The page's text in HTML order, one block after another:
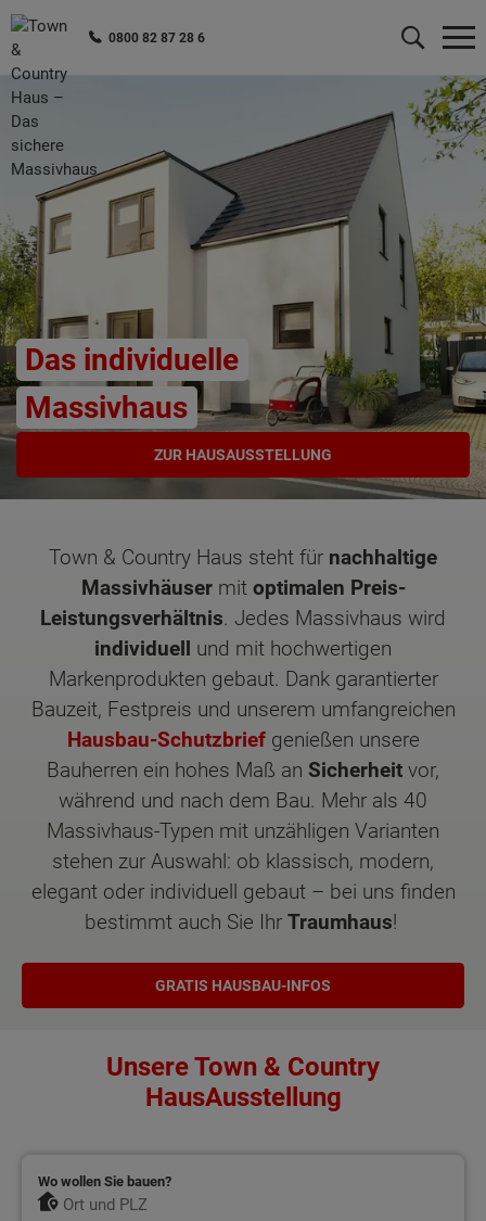
0800 82 87 28 6
Das individuelle
Massivhaus
ZUR HAUSAUSSTELLUNG
Town & Country Haus steht für nachhaltige
Massivhäusermit optimalen Preis-
Leistungsverhältnis. Jedes Massivhaus wird
individuell und mit hochwertigen
Markenprodukten gebaut. Dank garantierter
Bauzeit, Festpreis und unserem umfangreichen
Hausbau-Schutzbriefgenießen unsere
Bauherren ein hohes Maß an Sicherheit vor,
während und nach dem Bau. Mehr als 40
Massivhaus-Typen mit unzähligen Varianten
stehen zur Auswahl: ob klassisch, modern,
elegant oder individuell gebaut – bei uns finden
bestimmt auch Sie Ihr Traumhaus!
GRATIS HAUSBAU-INFOS
Unsere Town & Country
HausAusstellung
Wo wollen Sie bauen?
Wonach möchten Sie suchen?